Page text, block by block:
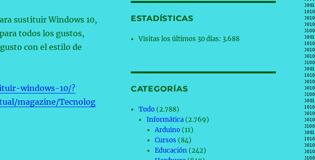
sustituir Windows 10,
todos los gustos,
con el estilo de
windows-10/?
magazine/Tecnolog
ESTADÍSTICAS
Visitas los últimos 30 días: 3.688
CATEGORÍAS
Todo (2.788)
Informática (2.769)
Arduino(11)
Cursos (84)
Educación(242)